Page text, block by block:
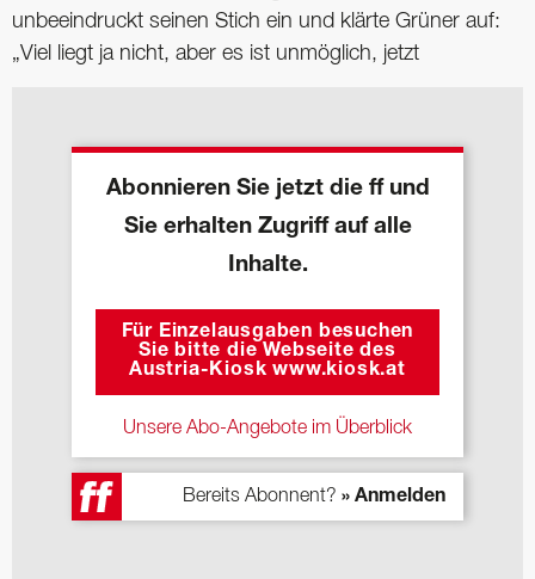
unbeeindruckt seinen Stich ein und klärte Grüner auf:
„Viel liegt ja nicht, aber es ist unmöglich, jetzt
Abonnieren Sie jetzt die ff und
Sie erhalten Zugriff auf alle
Inhalte.
Für Einzelausgaben besuchen
Sie bitte die Webseite des
Austria-Kiosk www.kiosk.at
Unsere Abo-Angebote im Überblick
Bereits Abonnent? » Anmelden